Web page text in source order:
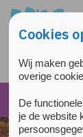
Overslaan en
Direct naar de
Cookies
Wij maken
overige
De
je de website